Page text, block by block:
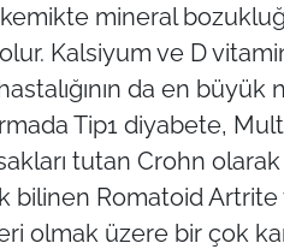
mineral
Kalsiyum ve D
da en büyük
Tip1 diyabete,
tutan Crohn olarak
bilinen Romatoid
olmak üzere bir çok